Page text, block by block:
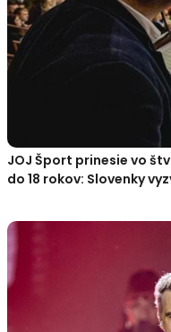
JOJ Šport prinesie vo
do 18 rokov: Slovenky